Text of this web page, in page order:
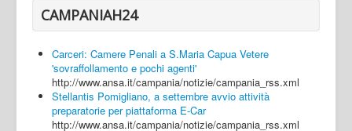
CAMPANIAH24
Carceri: Camere Penali a S.Maria Capua Vetere
'sovraffollamento e pochi agenti'
http://www.ansa.it/campania/notizie/campania_rss.xml
Stellantis Pomigliano, a settembre avvio attività
preparatorie per piattaforma E-Car
http://www.ansa.it/campania/notizie/campania_rss.xml